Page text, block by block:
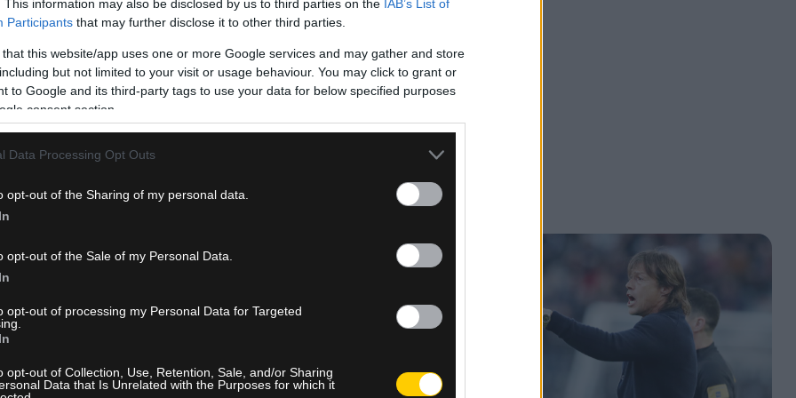
This information may also be disclosed by us to third parties on the IAB’s List of
Participants that may further disclose it to other third parties.
that this website/app uses one or more Google services and may gather and store
but not limited to your visit or usage behaviour. You may click to grant or
to Google and its third-party tags to use your data for below specified purposes
consent section.
Data Processing Opt Outs
opt-out of the Sharing of my personal data.
opt-out of the Sale of my Personal Data.
opt-out of processing my Personal Data for Targeted
opt-out of Collection, Use, Retention, Sale, and/or Sharing
Data that Is Unrelated with the Purposes for which it
Φιλντ''. Τελικό αποτέλεσμα: 1 - 4.